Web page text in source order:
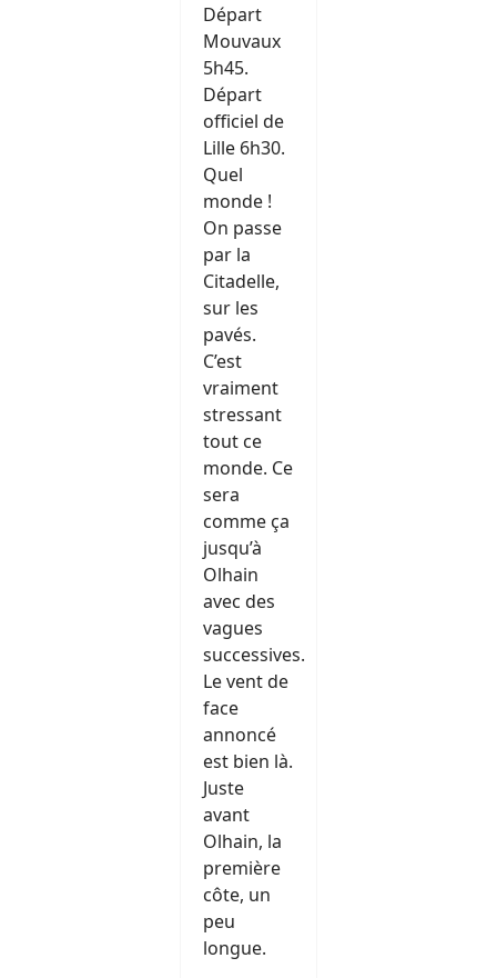
Départ
Mouvaux
5h45.
Départ
officiel de
Lille 6h30.
Quel
monde !
On passe
par la
Citadelle,
sur les
pavés.
C’est
vraiment
stressant
tout ce
monde. Ce
sera
comme ça
jusqu’à
Olhain
avec des
vagues
successives.
Le vent de
face
annoncé
est bien là.
Juste
avant
Olhain, la
première
côte, un
peu
longue.